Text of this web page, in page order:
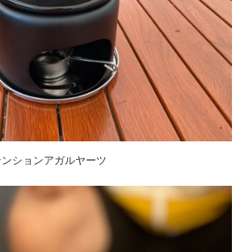
ションアガルヤーツ